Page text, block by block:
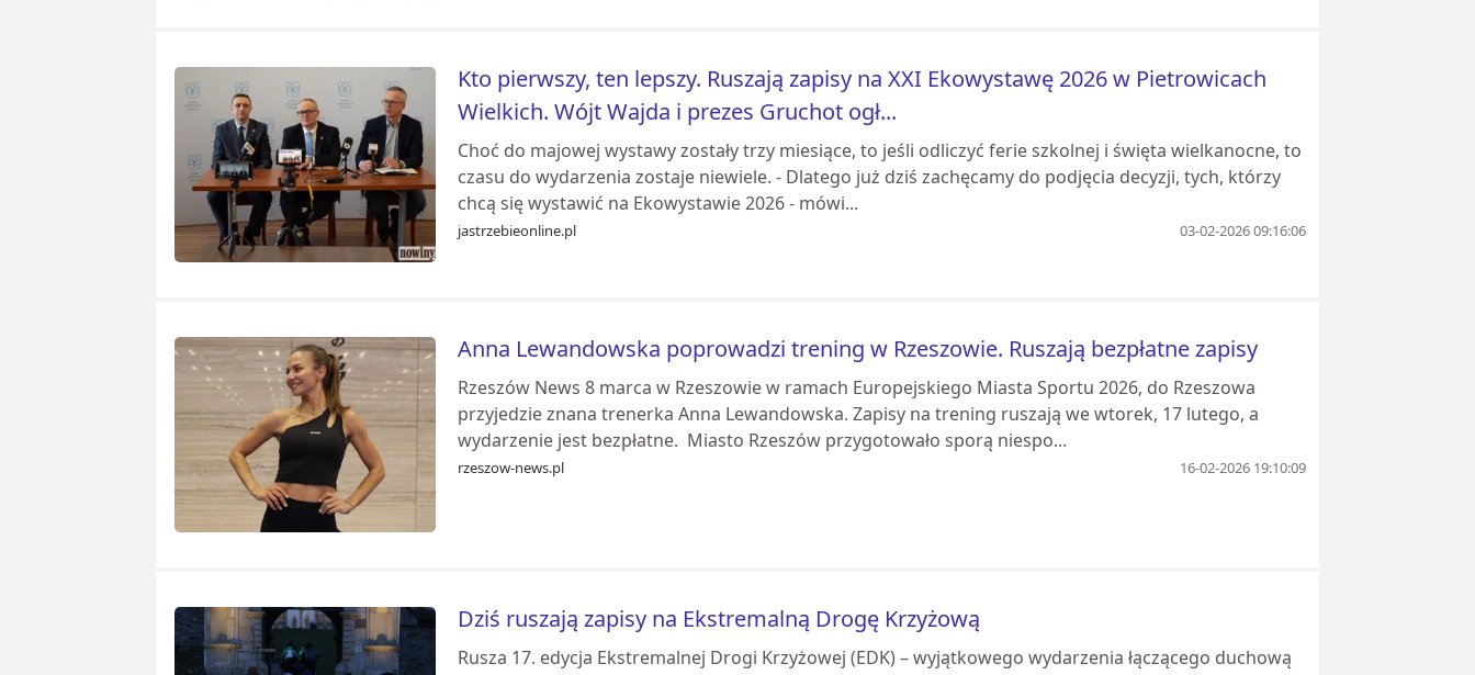
Kto pierwszy, ten lepszy. Ruszają zapisy na XXI Ekowystawę 2026 w Pietrowicach
Wielkich. Wójt Wajda i prezes Gruchot ogł...
Choć do majowej wystawy zostały trzy miesiące, to jeśli odliczyć ferie szkolnej i święta wielkanocne, to
czasu do wydarzenia zostaje niewiele. - Dlatego już dziś zachęcamy do podjęcia decyzji, tych, którzy
chcą się wystawić na Ekowystawie 2026 - mówi...
jastrzebieonline.pl 03-02-2026 09:16:06
Anna Lewandowska poprowadzi trening w Rzeszowie. Ruszają bezpłatne zapisy
Rzeszów News 8 marca w Rzeszowie w ramach Europejskiego Miasta Sportu 2026, do Rzeszowa
przyjedzie znana trenerka Anna Lewandowska. Zapisy na trening ruszają we wtorek, 17 lutego, a
wydarzenie jest bezpłatne. Miasto Rzeszów przygotowało sporą niespo...
rzeszow-news.pl 16-02-2026 19:10:09
Dziś ruszają zapisy na Ekstremalną Drogę Krzyżową
Rusza 17. edycja Ekstremalnej Drogi Krzyżowej (EDK) – wyjątkowego wydarzenia łączącego duchową